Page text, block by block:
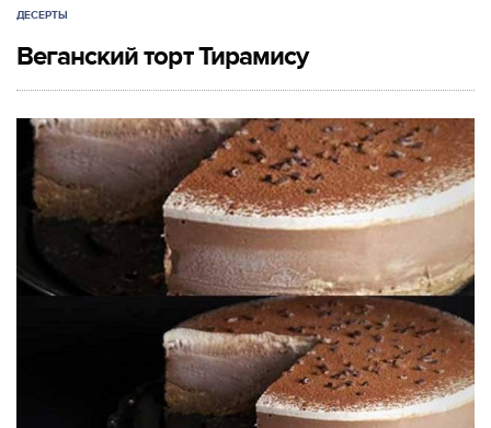
ДЕСЕРТЫ
Веганский торт Тирамису